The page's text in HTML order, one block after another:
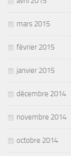
mars 2015
février 2015
janvier 2015
décembre 2014
novembre 2014
octobre 2014